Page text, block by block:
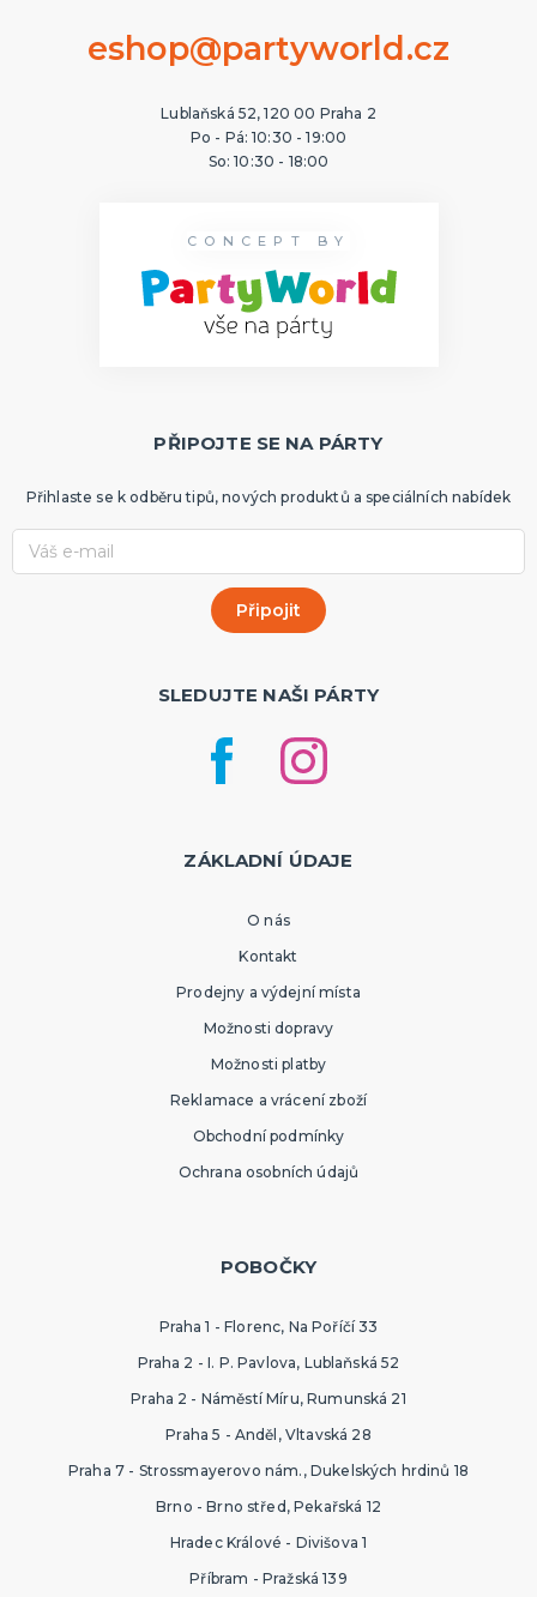
eshop@partyworld.cz
Lublaňská 52, 120 00 Praha 2
Po - Pá: 10:30 - 19:00
So: 10:30 - 18:00
CONCEPT BY
PŘIPOJTE SE NA PÁRTY
Přihlaste se k odběru tipů, nových produktů a speciálních nabídek
SLEDUJTE NAŠI PÁRTY
ZÁKLADNÍ ÚDAJE
O nás
Kontakt
Prodejny a výdejní místa
Možnosti dopravy
Možnosti platby
Reklamace a vrácení zboží
Obchodní podmínky
Ochrana osobních údajů
POBOČKY
Praha 1 - Florenc, Na Poříčí 33
Praha 2 - I. P. Pavlova, Lublaňská 52
Praha 2 - Náměstí Míru, Rumunská 21
Praha 5 - Anděl, Vltavská 28
Praha 7 - Strossmayerovo nám., Dukelských hrdinů 18
Brno - Brno střed, Pekařská 12
Hradec Králové - Divišova 1
Příbram - Pražská 139